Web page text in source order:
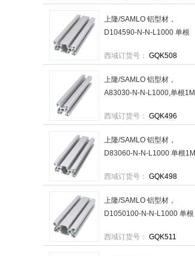
上隆/SAMLO 铝型材，
D104590-N-N-L1000 单根
西域订货号： GQK508
上隆/SAMLO 铝型材，
A83030-N-N-L1000,单根1M
西域订货号： GQK496
上隆/SAMLO 铝型材，
D83060-N-N-L1000 单根1M
西域订货号： GQK498
上隆/SAMLO 铝型材，
D1050100-N-N-L1000 单根
西域订货号： GQK511